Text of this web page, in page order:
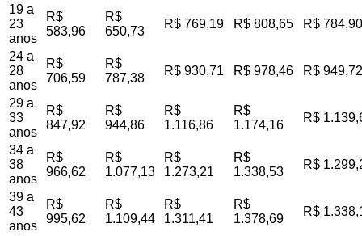
19 a
23
anos
R$
583,96
R$
650,73
R$ 769,19 R$ 808,65 R$ 784,90
24 a
28
anos
R$
706,59
R$
787,38
R$ 930,71 R$ 978,46 R$ 949,72
29 a
33
anos
R$
847,92
R$
944,86
R$
1.116,86
R$
1.174,16
R$
34 a
38
anos
R$
966,62
R$
1.077,13
R$
1.273,21
R$
1.338,53
R$
39 a
43
anos
R$
995,62
R$
1.109,44
R$
1.311,41
R$
1.378,69
R$